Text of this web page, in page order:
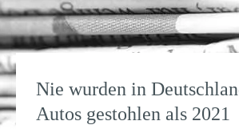
Nie wurden in
Autos gestohlen als 2021